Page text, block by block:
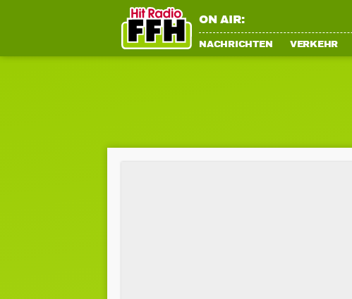
ON AIR:
NACHRICHTEN VERKEHR